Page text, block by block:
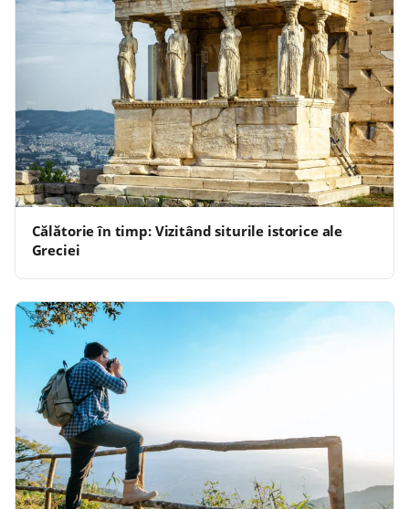
Călătorie în timp: Vizitând siturile istorice ale
Greciei